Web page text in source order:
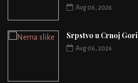
Avg 06, 2026
Srpstvo u Crnoj Gori
Avg 06, 2026